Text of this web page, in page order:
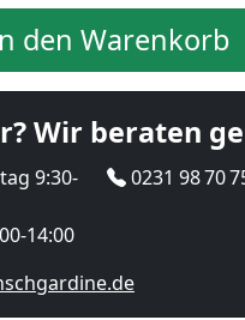
den Warenkorb
Wir beraten
9:30-
14:00
0231 98 70